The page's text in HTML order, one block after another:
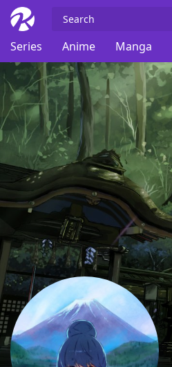
Series
Anime Manga